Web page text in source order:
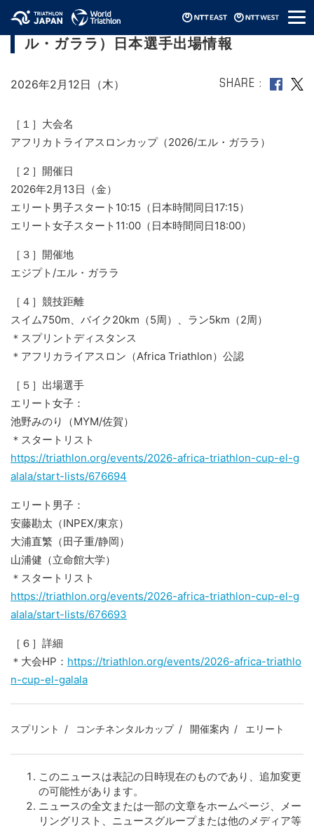
メ
ニ
アフリカトライアスロンカップ（2026/エ
ル・ガララ）日本選手出場情報
2026年2月12日（木） SHARE
［１］大会名
アフリカトライアスロンカップ（2026/エル・ガララ）
［２］開催日
2026年2月13日（金）
エリート男子スタート10:15（日本時間同日17:15）
エリート女子スタート11:00（日本時間同日18:00）
［３］開催地
エジプト/エル・ガララ
［４］競技距離
スイム750m、バイク20km（5周）、ラン5km（2周）
＊スプリントディスタンス
＊アフリカライアスロン（Africa Triathlon）公認
［５］出場選手
エリート女子：
池野みのり（MYM/佐賀）
＊スタートリスト
https://triathlon.org/events/2026-africa-triathlon-cup-el-g
alala/start-lists/676694
エリート男子：
安藤勘太（INPEX/東京）
大浦直繁（田子重/静岡）
山浦健（立命館大学）
＊スタートリスト
https://triathlon.org/events/2026-africa-triathlon-cup-el-g
alala/start-lists/676693
［６］詳細
＊大会HP： https://triathlon.org/events/2026-africa-triathlo
n-cup-el-galala
スプリント コンチネンタルカップ 開催案内 エリート
このニュースは表記の日時現在のものであり、追加変更
の可能性があります。
ニュースの全文または一部の文章をホームページ、メー
リングリスト、ニュースグループまたは他のメディア等